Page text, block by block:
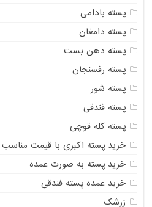
پسته بادامی
پسته دامغان
پسته دهن بست
پسته رفسنجان
پسته شور
پسته فندقی
پسته کله قوچی
خرید پسته اکبری با قیمت مناسب
خرید پسته به صورت عمده
خرید عمده پسته فندقی
زرشک